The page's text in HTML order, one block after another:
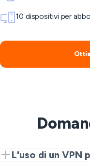
10 dispositivi per
L'uso di un VPN